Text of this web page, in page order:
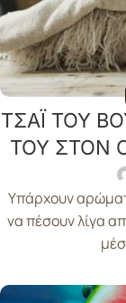
ΤΣΑΪ ΤΟΥ
ΤΟΥ ΣΤΟΝ
Υπάρχουν
να πέσουν λίγα